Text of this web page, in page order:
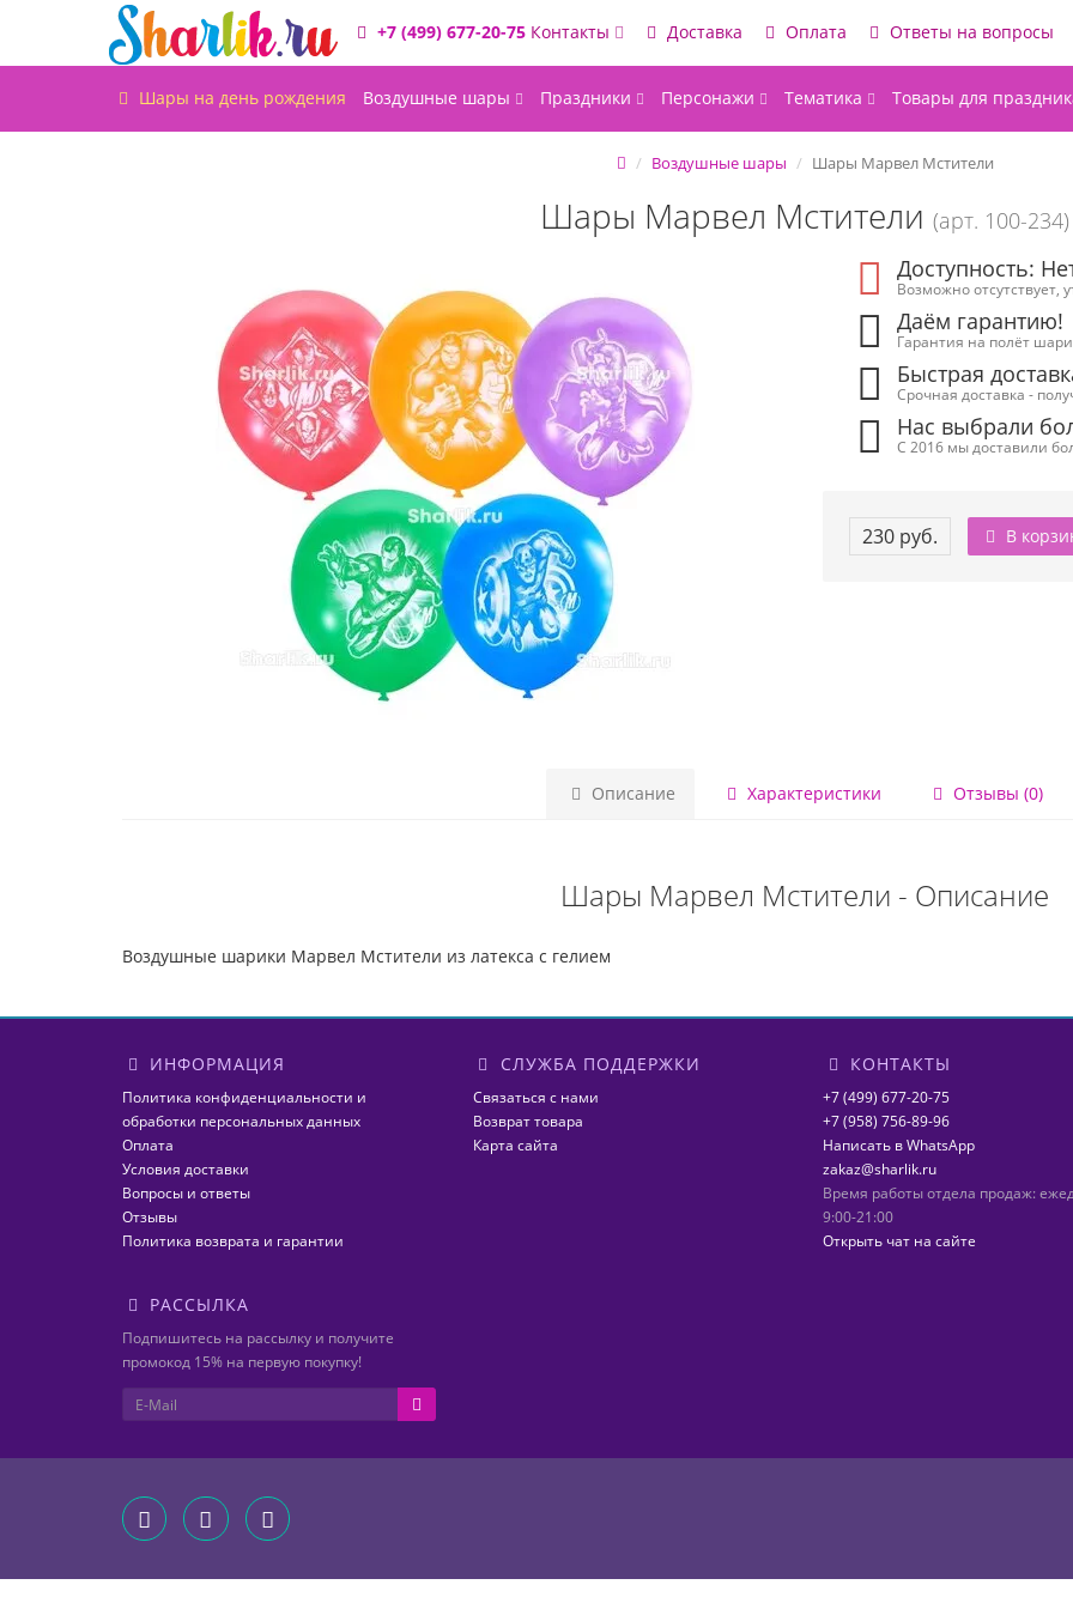
+7 (499) 677-20-75 Контакты Доставка Оплата Ответы на вопросы
Шары на день рождения Воздушные шары Праздники Персонажи Тематика Товары для
Воздушные шары Шары Марвел Мстители
Шары Марвел Мстители (арт. 100-234)
Доступность:
Возможно отсутствует,
Даём гарантию!
Гарантия на полёт
Быстрая
Срочная доставка -
Нас выбрали
С 2016 мы доставили
230 руб. В
Описание Характеристики Отзывы (0)
Шары Марвел Мстители - Описание
Воздушные шарики Марвел Мстители из латекса с гелием
ИНФОРМАЦИЯ
Политика конфиденциальности и
обработки персональных данных
Оплата
Условия доставки
Вопросы и ответы
Отзывы
Политика возврата и гарантии
СЛУЖБА ПОДДЕРЖКИ
Связаться с нами
Возврат товара
Карта сайта
КОНТАКТЫ
+7 (499) 677-20-75
+7 (958) 756-89-96
Написать в WhatsApp
zakaz@sharlik.ru
Время работы отдела продаж:
9:00-21:00
Открыть чат на сайте
РАССЫЛКА
Подпишитесь на рассылку и получите
промокод 15% на первую покупку!